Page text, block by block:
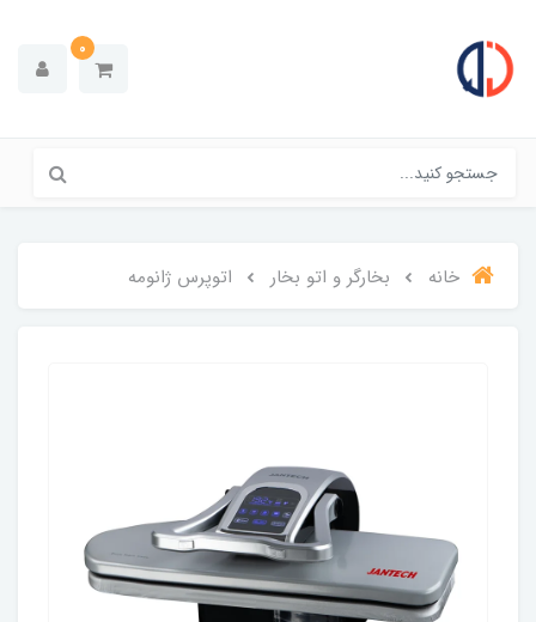
0
خانه بخارگر و اتو بخار اتوپرس ژانومه